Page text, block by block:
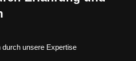
durch unsere Expertise